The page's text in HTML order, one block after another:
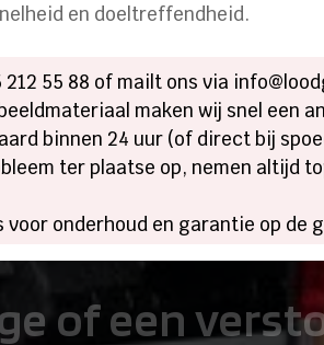
en doeltreffendheid.
55 88 of mailt ons via
maken wij snel een
binnen 24 uur (of direct bij
ter plaatse op, nemen altijd
onderhoud en garantie op de
of een